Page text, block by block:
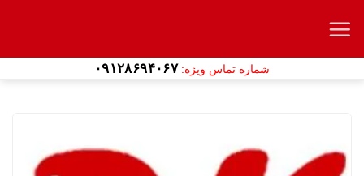
شماره تماس ویژه: ۰۹۱۲۸۶۹۴۰۶۷